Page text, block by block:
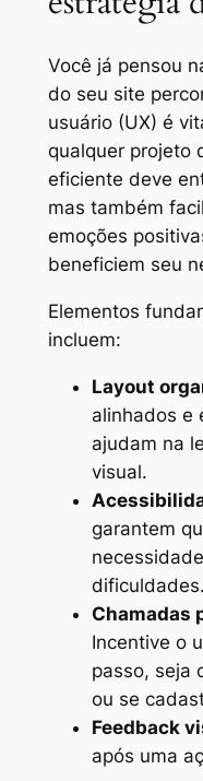
Você já pensou
do seu site
usuário (UX) é
qualquer projeto
eficiente deve
mas também
emoções
beneficiem seu
Elementos
incluem:
Layout
alinhados e
ajudam na
visual.
garantem
dificuldades.
Chamadas
Incentive o
passo, seja
ou se
Feedback
após uma